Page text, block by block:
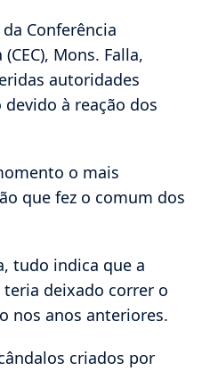
Conferência
Mons. Falla,
autoridades
à reação dos
o mais
que fez o comum dos
tudo indica que a
deixado correr o
nos anos anteriores.
criados por